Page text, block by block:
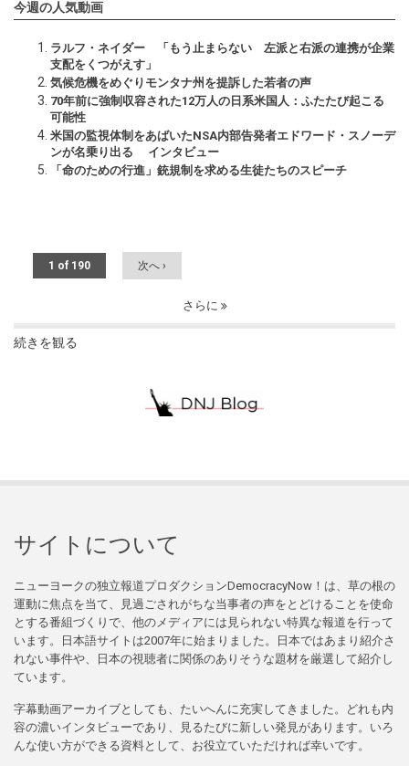
今週の人気動画
ラルフ・ネイダー 「もう止まらない 左派と右派の連携が企業
支配をくつがえす」
気候危機をめぐりモンタナ州を提訴した若者の声
70年前に強制収容された12万人の日系米国人：ふたたび起こる
可能性
米国の監視体制をあばいたNSA内部告発者エドワード・スノーデ
ンが名乗り出る インタビュー
「命のための行進」銃規制を求める生徒たちのスピーチ
1 of 190 次へ ›
さらに
続きを観る
サイトについて
ニューヨークの独立報道プロダクションDemocracyNow！は、草の根の
運動に焦点を当て、見過ごされがちな当事者の声をとどけることを使命
とする番組づくりで、他のメディアには見られない特異な報道を行って
います。日本語サイトは2007年に始まりました。日本ではあまり紹介さ
れない事件や、日本の視聴者に関係のありそうな題材を厳選して紹介し
ています。
字幕動画アーカイブとしても、たいへんに充実してきました。どれも内
容の濃いインタビューであり、見るたびに新しい発見があります。いろ
んな使い方ができる資料として、お役立ていただければ幸いです。